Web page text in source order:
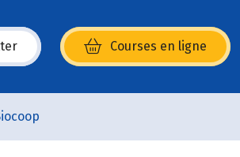
Courses en ligne
nouvelle fenêtre)